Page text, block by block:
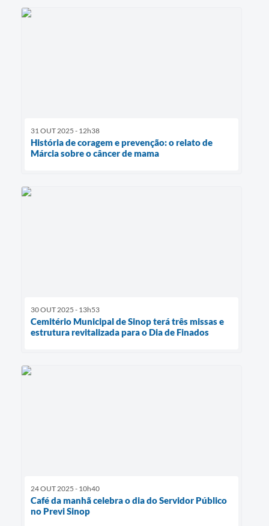
31 OUT 2025 - 12h38
História de coragem e prevenção: o relato de
Márcia sobre o câncer de mama
30 OUT 2025 - 13h53
Cemitério Municipal de Sinop terá três missas e
estrutura revitalizada para o Dia de Finados
24 OUT 2025 - 10h40
Café da manhã celebra o dia do Servidor Público
no Previ Sinop